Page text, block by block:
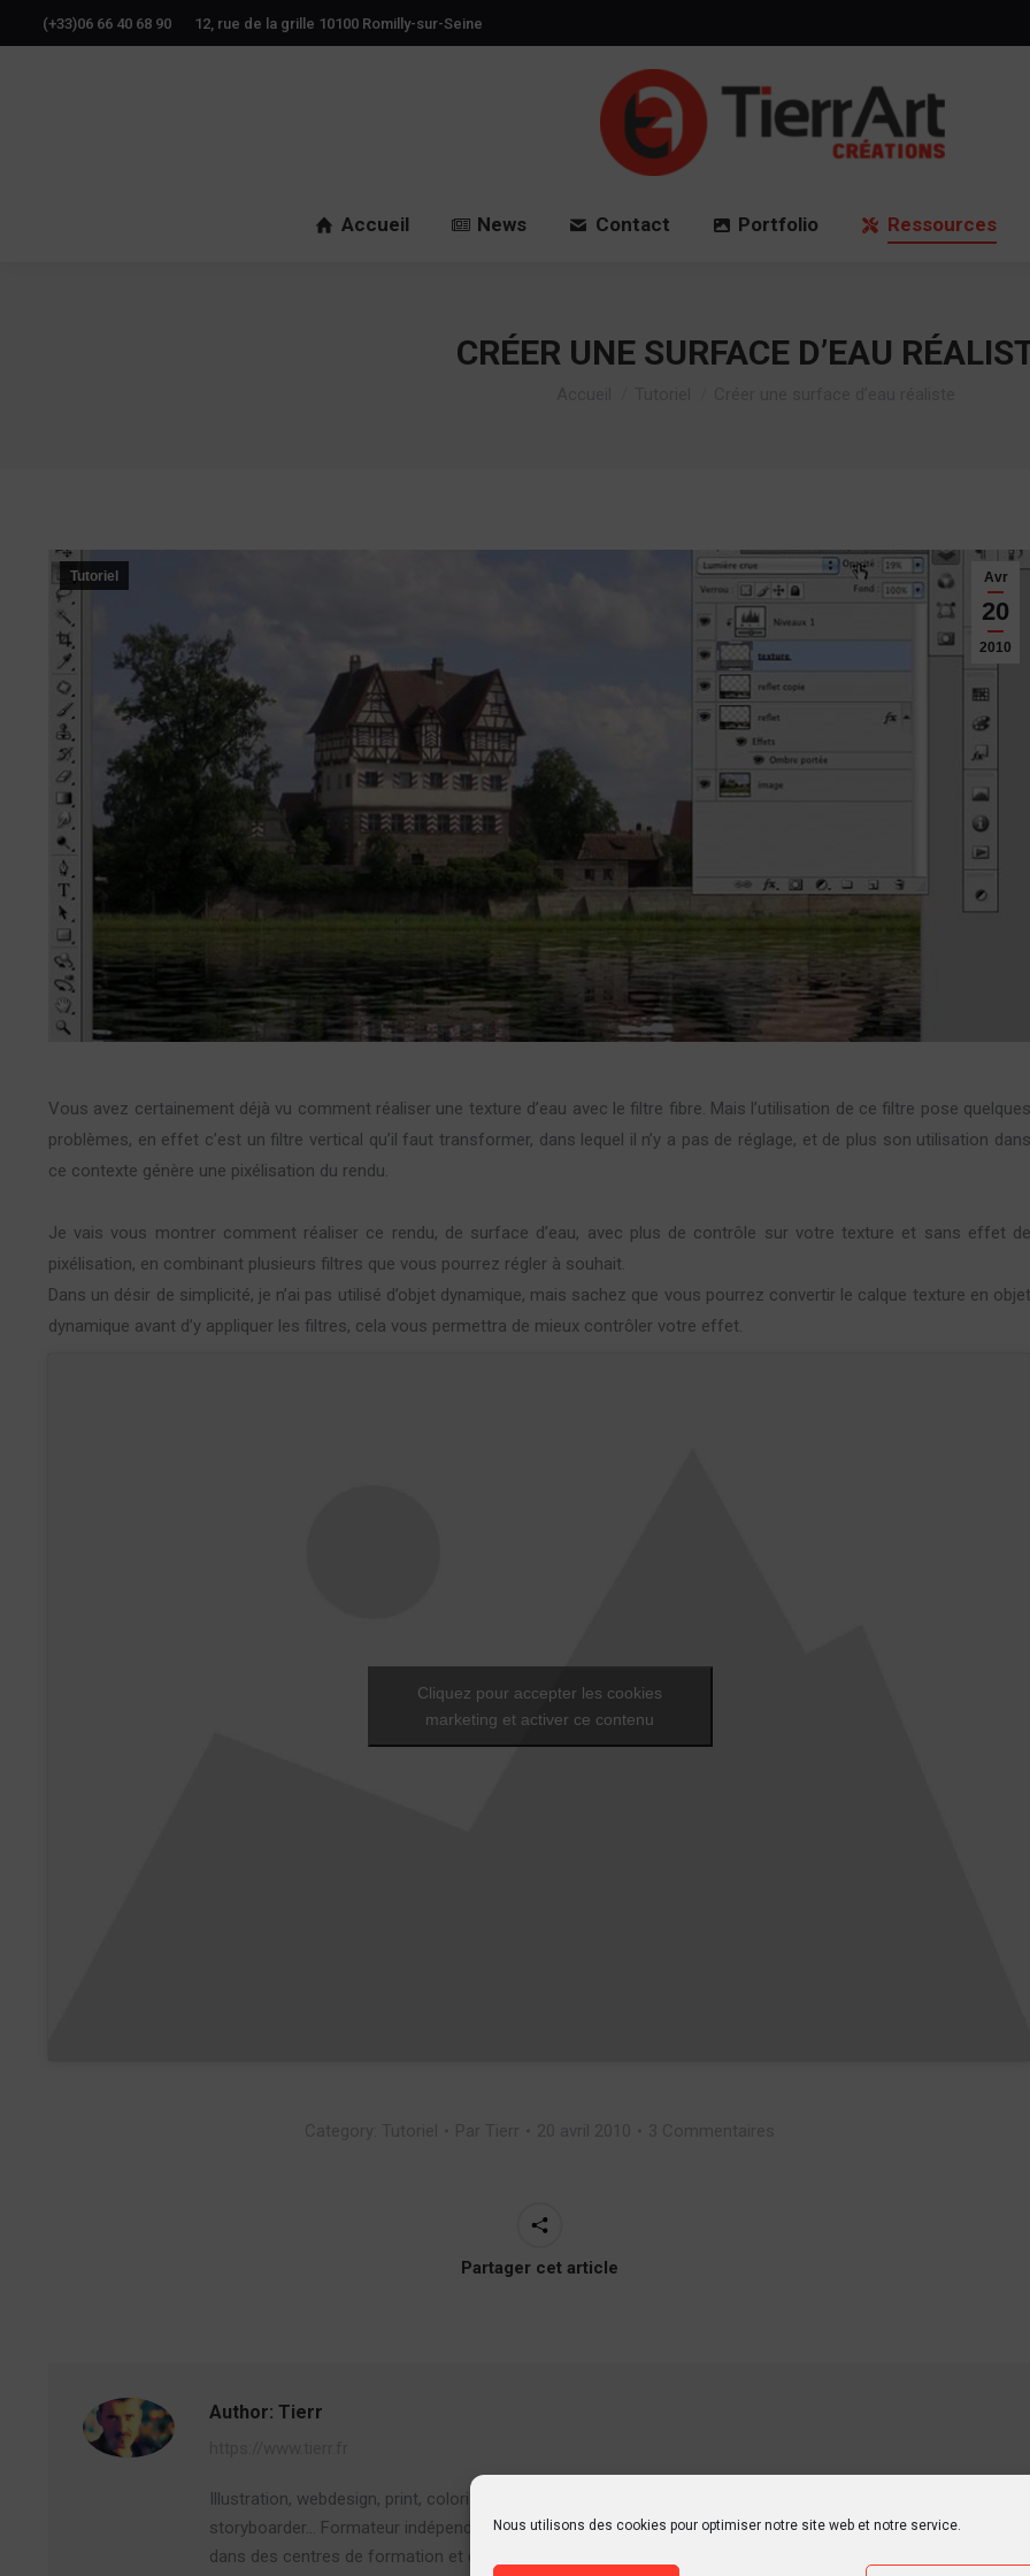
Nous utilisons des cookies pour optimiser notre site web et notre service.
(+33)06 66 40 68 90 12, rue de la grille 10100 Romilly-sur-Seine
Accueil News Contact Portfolio Ressources
CRÉER UNE SURFACE D’EAU
Avr
20
2010
Tutoriel
Vous avez certainement déjà vu comment réaliser une texture d’eau avec le filtre fibre. Mais l’utilisation de ce filtre pose quelques
problèmes, en effet c’est un filtre vertical qu’il faut transformer, dans lequel il n’y a pas de réglage, et de plus son utilisation dans
ce contexte génère une pixélisation du rendu.
Je vais vous montrer comment réaliser ce rendu, de surface d’eau, avec plus de contrôle sur votre texture et sans effet de
pixélisation, en combinant plusieurs filtres que vous pourrez régler à souhait.
Dans un désir de simplicité, je n’ai pas utilisé d’objet dynamique, mais sachez que vous pourrez convertir le calque texture en objet
dynamique avant d’y appliquer les filtres, cela vous permettra de mieux contrôler votre effet.
Cliquez pour accepter les cookies
marketing et activer ce contenu
Partager cet article
Author: Tierr
Illustration, webdesign, print, colorisation, matte painting, concept art, auteur de BD, roughman,
storyboarder… Formateur indépendant sur Adobe© Photoshop et Corel© Painter, je donne des cours
dans des centres de formation et en université. Illustrateur et infographiste dans le département de
Accueil News Contact